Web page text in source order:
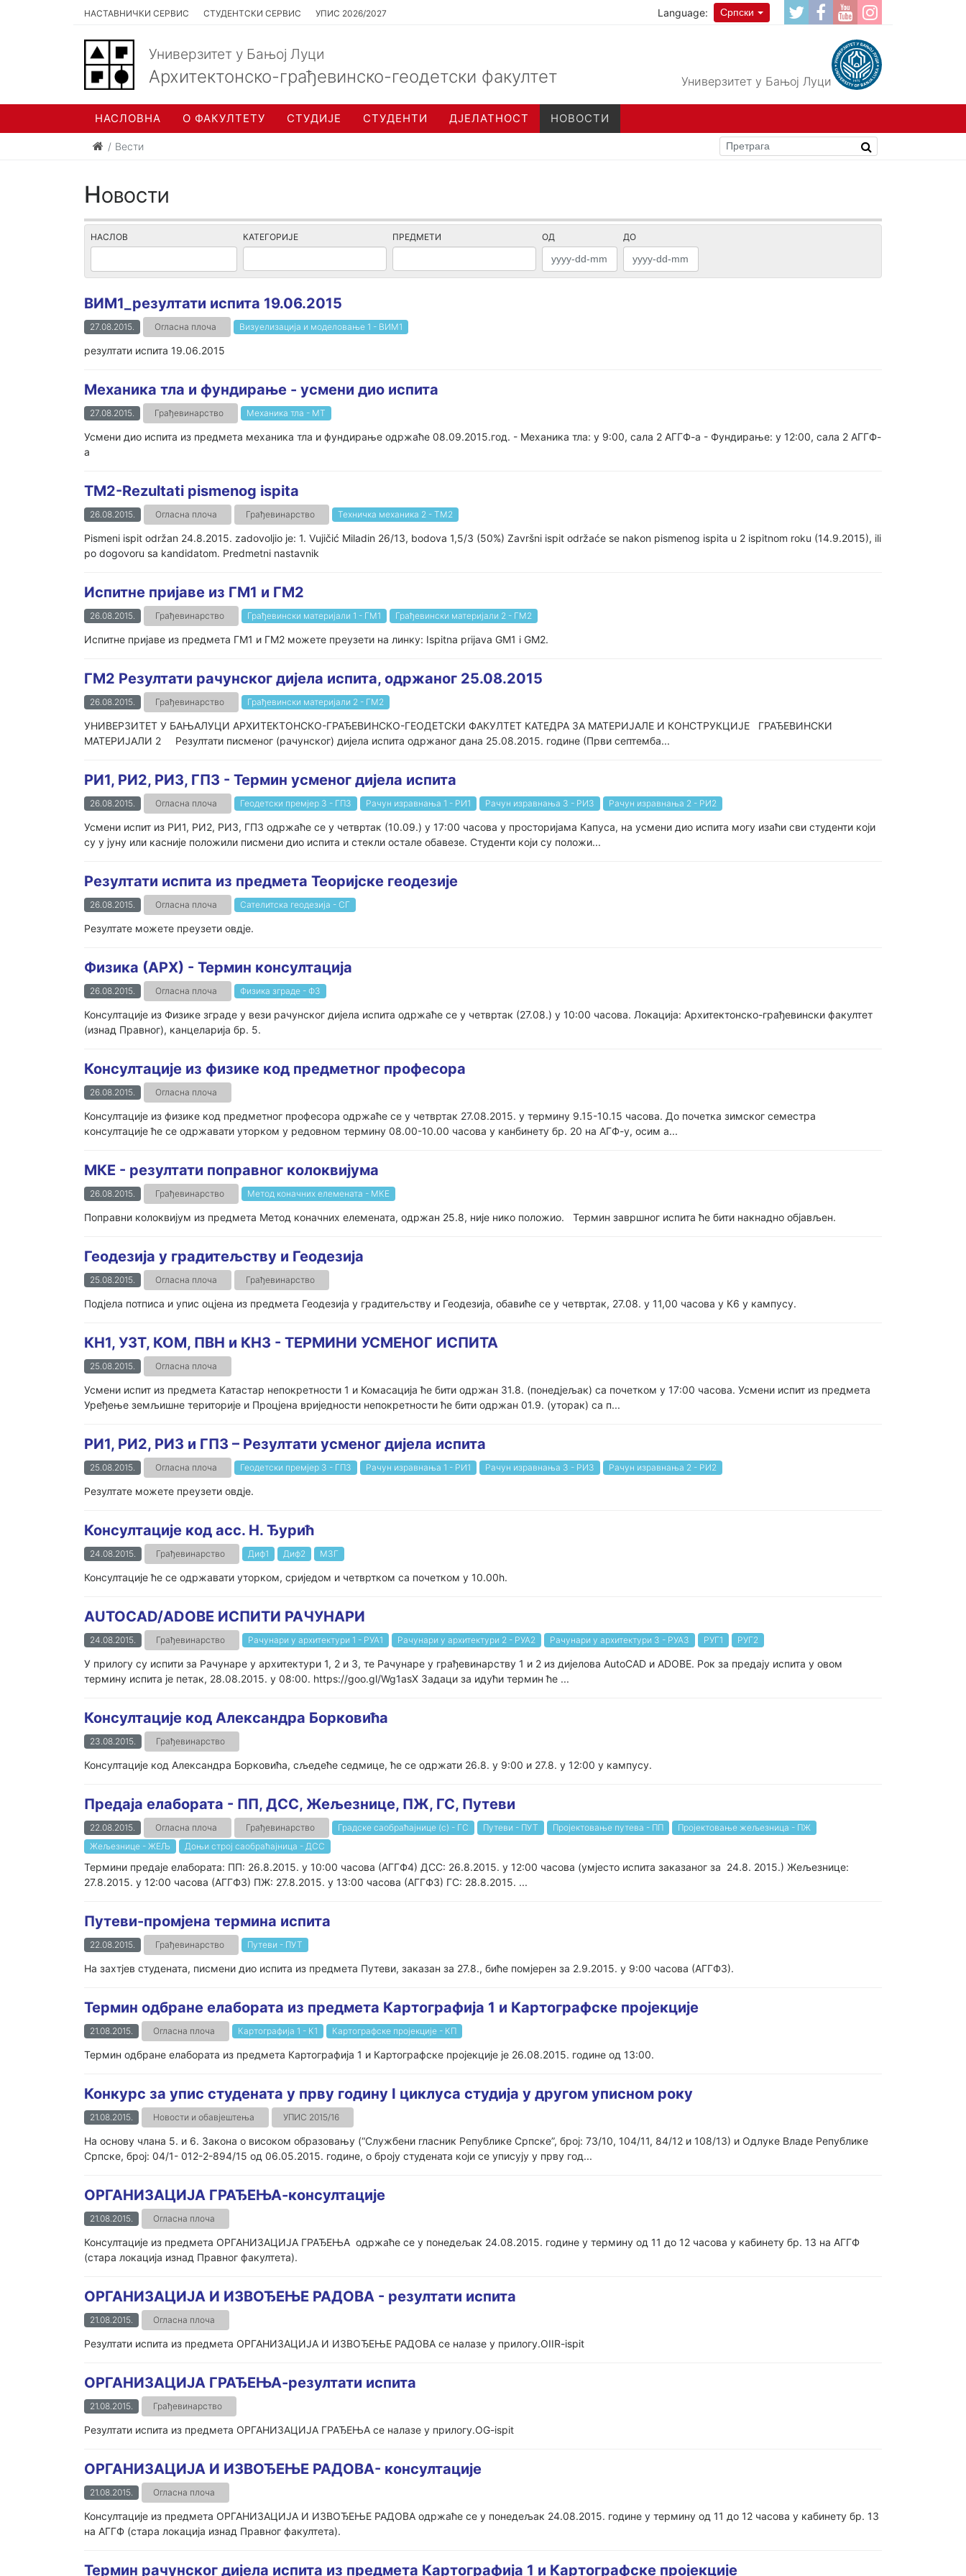
НАСТАВНИЧКИ СЕРВИС СТУДЕНТСКИ СЕРВИС УПИС 2026/2027 Language: Српски
Универзитет у Бањој Луци
Архитектонско-грађевинско-геодетски факултет Универзитет у Бањој Луци
НАСЛОВНА О ФАКУЛТЕТУ СТУДИЈЕ СТУДЕНТИ ДЈЕЛАТНОСТ НОВОСТИ
Вести
Новости
НАСЛОВ КАТЕГОРИЈЕ ПРЕДМЕТИ ОД ДО
ВИМ1_резултати испита 19.06.2015
27.08.2015. Огласна плоча Визуелизација и моделовање 1 - ВИМ1
резултати испита 19.06.2015
Механика тла и фундирање - усмени дио испита
27.08.2015. Грађевинарство Механика тла - МТ
Усмени дио испита из предмета механика тла и фундирање одржаће 08.09.2015.год. - Механика тла: у 9:00, сала 2 АГГФ-а - Фундирање: у 12:00, сала 2 АГГФ-
а
TM2-Rezultati pismenog ispita
26.08.2015. Огласна плоча Грађевинарство Техничка механика 2 - ТМ2
Pismeni ispit održan 24.8.2015. zadovoljio je: 1. Vujičić Miladin 26/13, bodova 1,5/3 (50%) Završni ispit održaće se nakon pismenog ispita u 2 ispitnom roku (14.9.2015), ili
po dogovoru sa kandidatom. Predmetni nastavnik
Испитне пријаве из ГМ1 и ГМ2
26.08.2015. Грађевинарство Грађевински материјали 1 - ГМ1 Грађевински материјали 2 - ГМ2
Испитне пријаве из предмета ГМ1 и ГМ2 можете преузети на линку: Ispitna prijava GM1 i GM2.
ГМ2 Резултати рачунског дијела испита, одржаног 25.08.2015
26.08.2015. Грађевинарство Грађевински материјали 2 - ГМ2
УНИВЕРЗИТЕТ У БАЊАЛУЦИ АРХИТЕКТОНСКО-ГРАЂЕВИНСКО-ГЕОДЕТСКИ ФАКУЛТЕТ КАТЕДРА ЗА МАТЕРИЈАЛЕ И КОНСТРУКЦИЈЕ ГРАЂЕВИНСКИ
МАТЕРИЈАЛИ 2 Резултати писменог (рачунског) дијела испита одржаног дана 25.08.2015. године (Први септемба...
РИ1, РИ2, РИ3, ГП3 - Термин усменог дијела испита
26.08.2015. Огласна плоча Геодетски премјер 3 - ГП3 Рачун изравнања 1 - РИ1 Рачун изравнања 3 - РИ3 Рачун изравнања 2 - РИ2
Усмени испит из РИ1, РИ2, РИ3, ГП3 одржаће се у четвртак (10.09.) у 17:00 часова у просторијама Капуса, на усмени дио испита могу изаћи сви студенти који
су у јуну или касније положили писмени дио испита и стекли остале обавезе. Студенти који су положи...
Резултати испита из предмета Теоријске геодезије
26.08.2015. Огласна плоча Сателитска геодезија - СГ
Резултате можете преузети овдје.
Физика (АРХ) - Термин консултација
26.08.2015. Огласна плоча Физика зграде - ФЗ
Консултације из Физике зграде у вези рачунског дијела испита одржаће се у четвртак (27.08.) у 10:00 часова. Локација: Архитектонско-грађевински факултет
(изнад Правног), канцеларија бр. 5.
Консултације из физике код предметног професора
26.08.2015. Огласна плоча
Консултације из физике код предметног професора одржаће се у четвртак 27.08.2015. у термину 9.15-10.15 часова. До почетка зимског семестра
консултације ће се одржавати уторком у редовном термину 08.00-10.00 часова у канбинету бр. 20 на АГФ-у, осим а...
МКЕ - резултати поправног колоквијума
26.08.2015. Грађевинарство Метод коначних елемената - МКЕ
Поправни колоквијум из предмета Метод коначних елемената, одржан 25.8, није нико положио. Термин завршног испита ће бити накнадно објављен.
Геодезија у градитељству и Геодезија
25.08.2015. Огласна плоча Грађевинарство
Подјела потписа и упис оцјена из предмета Геодезија у градитељству и Геодезија, обавиће се у четвртак, 27.08. у 11,00 часова у К6 у кампусу.
КН1, УЗТ, КОМ, ПВН и КН3 - ТЕРМИНИ УСМЕНОГ ИСПИТА
25.08.2015. Огласна плоча
Усмени испит из предмета Катастар непокретности 1 и Комасација ће бити одржан 31.8. (понедјељак) са почетком у 17:00 часова. Усмени испит из предмета
Уређење земљишне територије и Процјена вриједности непокретности ће бити одржан 01.9. (уторак) са п...
РИ1, РИ2, РИ3 и ГП3 – Резултати усменог дијела испитa
25.08.2015. Огласна плоча Геодетски премјер 3 - ГП3 Рачун изравнања 1 - РИ1 Рачун изравнања 3 - РИ3 Рачун изравнања 2 - РИ2
Резултате можете преузети овдје.
Консултације код асс. Н. Ђурић
24.08.2015. Грађевинарство Диф1 Диф2 МЗГ
Консултације ће се одржавати уторком, сриједом и четвртком са почетком у 10.00h.
AUTOCAD/ADOBE ИСПИТИ РАЧУНАРИ
24.08.2015. Грађевинарство Рачунари у архитектури 1 - РУА1 Рачунари у архитектури 2 - РУА2 Рачунари у архитектури 3 - РУА3 РУГ1 РУГ2
У прилогу су испити за Рачунаре у архитектури 1, 2 и 3, те Рачунаре у грађевинарству 1 и 2 из дијелова AutoCAD и ADOBE. Рок за предају испита у овом
термину испита је петак, 28.08.2015. у 08:00. https://goo.gl/Wg1asX Задаци за идући термин ће ...
Консултације код Александра Борковића
23.08.2015. Грађевинарство
Консултације код Александра Борковића, сљедеће седмице, ће се одржати 26.8. у 9:00 и 27.8. у 12:00 у кампусу.
Предаја елабората - ПП, ДСС, Жељезнице, ПЖ, ГС, Путеви
22.08.2015. Огласна плоча Грађевинарство Градске саобраћајнице (с) - ГС Путеви - ПУТ Пројектовање путева - ПП
Пројектовање жељезница - ПЖ
Жељезнице - ЖЕЉ
Доњи строј саобраћајница - ДСС
Термини предаје елабората: ПП: 26.8.2015. у 10:00 часова (АГГФ4) ДСС: 26.8.2015. у 12:00 часова (умјесто испита заказаног за 24.8. 2015.) Жељезнице:
27.8.2015. у 12:00 часова (АГГФ3) ПЖ: 27.8.2015. у 13:00 часова (АГГФ3) ГС: 28.8.2015. ...
Путеви-промјена термина испита
22.08.2015. Грађевинарство Путеви - ПУТ
На захтјев студената, писмени дио испита из предмета Путеви, заказан за 27.8., биће помјерен за 2.9.2015. у 9:00 часова (АГГФ3).
Термин одбране елабората из предмета Картографија 1 и Картографске пројекције
21.08.2015. Огласна плоча Картографија 1 - К1 Картографске пројекције - КП
Термин одбране елабората из предмета Картографија 1 и Картографске пројекције је 26.08.2015. године од 13:00.
Конкурс за упис студената у прву годину I циклуса студија у другом уписном року
21.08.2015. Новости и обавјештења УПИС 2015/16
На основу члана 5. и 6. Закона о високом образовању (“Службени гласник Републике Српске”, број: 73/10, 104/11, 84/12 и 108/13) и Одлуке Владе Републике
Српске, број: 04/1- 012-2-894/15 од 06.05.2015. године, о броју студената који се уписују у прву год...
ОРГАНИЗАЦИЈА ГРАЂЕЊА-консултације
21.08.2015. Огласна плоча
Консултације из предмета ОРГАНИЗАЦИЈА ГРАЂЕЊА одржаће се у понедељак 24.08.2015. године у термину од 11 до 12 часова у кабинету бр. 13 на АГГФ
(стара локација изнад Правног факултета).
ОРГАНИЗАЦИЈА И ИЗВОЂЕЊЕ РАДОВА - резултати испита
21.08.2015. Огласна плоча
Резултати испита из предмета ОРГАНИЗАЦИЈА И ИЗВОЂЕЊЕ РАДОВА се налазе у прилогу.OIIR-ispit
ОРГАНИЗАЦИЈА ГРАЂЕЊА-резултати испита
21.08.2015. Грађевинарство
Резултати испита из предмета ОРГАНИЗАЦИЈА ГРАЂЕЊА се налазе у прилогу.OG-ispit
ОРГАНИЗАЦИЈА И ИЗВОЂЕЊЕ РАДОВА- консултације
21.08.2015. Огласна плоча
Консултације из предмета ОРГАНИЗАЦИЈА И ИЗВОЂЕЊЕ РАДОВА одржаће се у понедељак 24.08.2015. године у термину од 11 до 12 часова у кабинету бр. 13
на АГГФ (стара локација изнад Правног факултета).
Термин рачунског дијела испита из предмета Картографија 1 и Картографске пројекције